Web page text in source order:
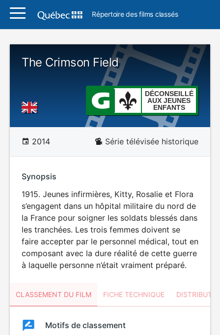
Répertoire des films classés
The Crimson Field
DÉCONSEILLÉ
AUX JEUNES
ENFANTS
2014 Série télévisée historique
Synopsis
1915. Jeunes infirmières, Kitty, Rosalie et Flora
s’engagent dans un hôpital militaire du nord de
la France pour soigner les soldats blessés dans
les tranchées. Les trois femmes doivent se
faire accepter par le personnel médical, tout en
composant avec la dure réalité de cette guerre
à laquelle personne n’était vraiment préparé.
CLASSEMENT DU FILM FICHE TECHNIQUE
ClassementClassement
Motifs de classement